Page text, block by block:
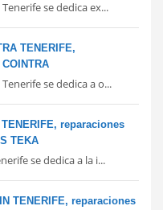
se dedica ex...
TENERIFE,
se dedica a o...
reparaciones
TEKA
se dedica a la i...
TENERIFE, reparaciones